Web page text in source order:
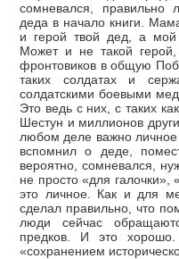
сомневался, правильно
деда в начало книги.
и герой твой дед, а
Может и не такой
фронтовиков в общую
таких солдатах и
солдатскими боевыми
Это ведь с них, с таких
Шестун и миллионов
любом деле важно
вспомнил о деде,
вероятно, сомневался,
не просто «для
это личное. Как и для
сделал правильно, что
люди сейчас
предков. И это
«сохранением